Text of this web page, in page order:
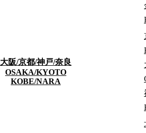
大阪/京都/神戸/奈良
OSAKA/KYOTO
KOBE/NARA